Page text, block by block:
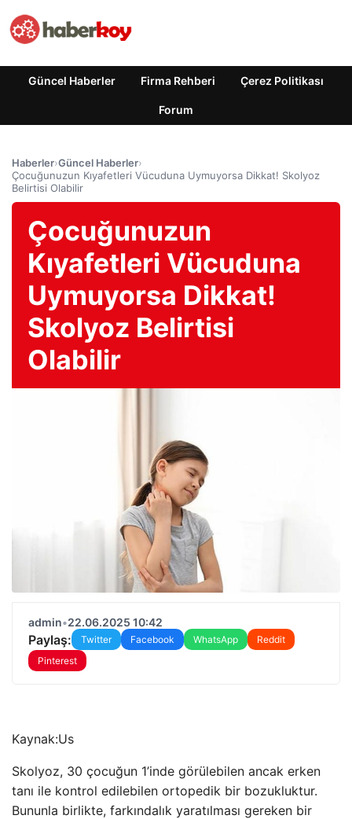
Güncel Haberler Firma Rehberi Çerez Politikası
Forum
Haberler›Güncel Haberler›
Çocuğunuzun Kıyafetleri Vücuduna Uymuyorsa Dikkat! Skolyoz
Belirtisi Olabilir
Çocuğunuzun
Kıyafetleri Vücuduna
Uymuyorsa Dikkat!
Skolyoz Belirtisi
Olabilir
admin•22.06.2025 10:42
Paylaş: Twitter Facebook WhatsApp
Reddit
Pinterest
Kaynak:Us
Skolyoz, 30 çocuğun 1’inde görülebilen ancak erken
tanı ile kontrol edilebilen ortopedik bir bozukluktur.
Bununla birlikte, farkındalık yaratılması gereken bir